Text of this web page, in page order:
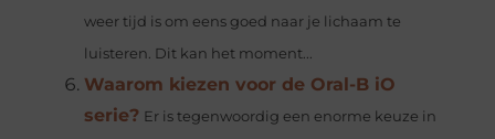
weer tijd is om eens goed naar je lichaam te
luisteren. Dit kan het moment...
Waarom kiezen voor de Oral-B iO
serie? Er is tegenwoordig een enorme keuze in